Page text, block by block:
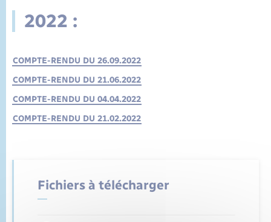
2022 :
COMPTE-RENDU DU 26.09.2022
COMPTE-RENDU DU 21.06.2022
COMPTE-RENDU DU 04.04.2022
COMPTE-RENDU DU 21.02.2022
Fichiers à télécharger